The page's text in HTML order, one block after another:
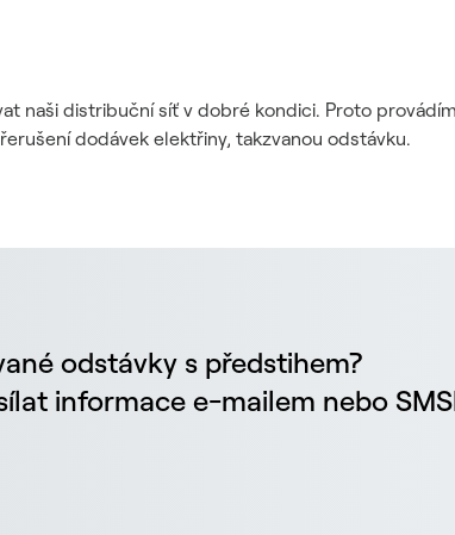
naši distribuční síť v dobré kondici. Proto
dodávek elektřiny, takzvanou odstávku.
odstávky s předstihem?
informace e-mailem nebo